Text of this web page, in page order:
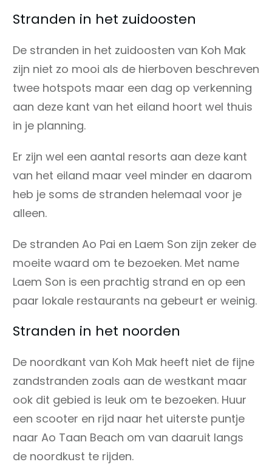
Stranden in het zuidoosten
De stranden in het zuidoosten van Koh Mak
zijn niet zo mooi als de hierboven beschreven
twee hotspots maar een dag op verkenning
aan deze kant van het eiland hoort wel thuis
in je planning.
Er zijn wel een aantal resorts aan deze kant
van het eiland maar veel minder en daarom
heb je soms de stranden helemaal voor je
alleen.
De stranden Ao Pai en Laem Son zijn zeker de
moeite waard om te bezoeken. Met name
Laem Son is een prachtig strand en op een
paar lokale restaurants na gebeurt er weinig.
Stranden in het noorden
De noordkant van Koh Mak heeft niet de fijne
zandstranden zoals aan de westkant maar
ook dit gebied is leuk om te bezoeken. Huur
een scooter en rijd naar het uiterste puntje
naar Ao Taan Beach om van daaruit langs
de noordkust te rijden.